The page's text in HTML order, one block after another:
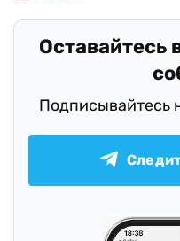
Оставайтесь
Подписывайтесь